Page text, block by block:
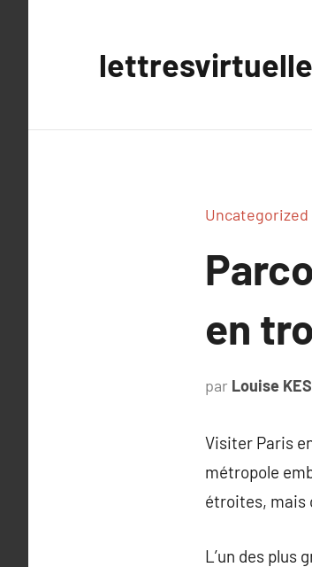
Uncategorized
en
par Louise
Visiter Paris
métropole
étroites, mais
L’un des plus